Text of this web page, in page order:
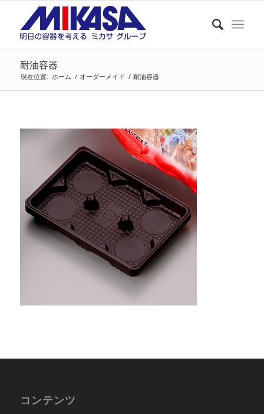
耐油容器
現在位置: ホーム / オーダーメイド / 耐油容器
コンテンツ